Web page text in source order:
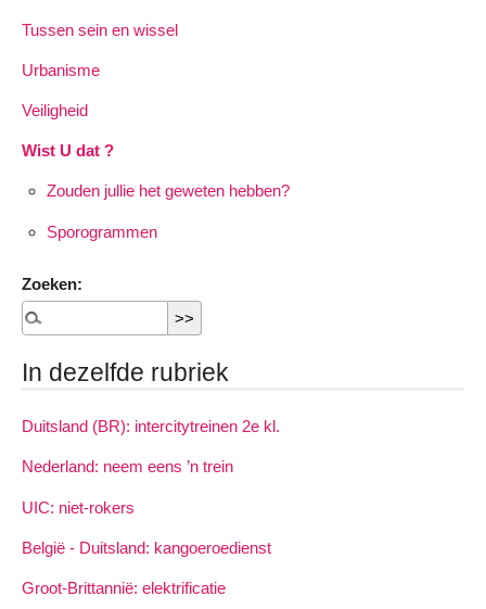
Tussen sein en wissel
Urbanisme
Veiligheid
Wist U dat ?
Zouden jullie het geweten hebben?
Sporogrammen
Zoeken:
In dezelfde rubriek
Duitsland (BR): intercitytreinen 2e kl.
Nederland: neem eens ’n trein
UIC: niet-rokers
België - Duitsland: kangoeroedienst
Groot-Brittannië: elektrificatie